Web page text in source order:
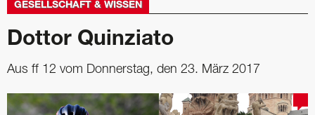
GESELLSCHAFT & WISSEN
Dottor Quinziato
Aus ff 12 vom Donnerstag, den 23. März 2017